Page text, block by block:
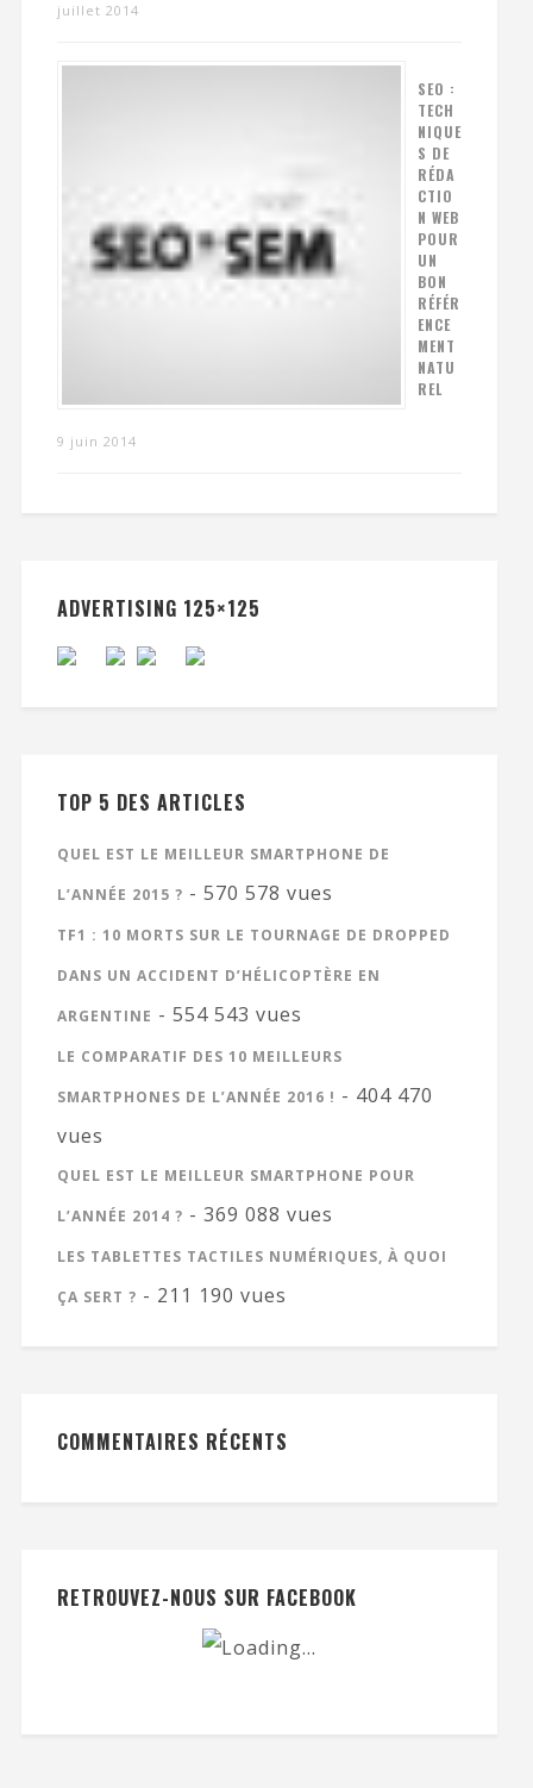
juillet 2014
SEO :
TECH
NIQUE
S DE
RÉDA
CTIO
N WEB
POUR
UN
BON
RÉFÉR
ENCE
MENT
NATU
REL
9 juin 2014
ADVERTISING 125×125
TOP 5 DES ARTICLES
QUEL EST LE MEILLEUR SMARTPHONE DE
L’ANNÉE 2015 ? - 570 578 vues
TF1 : 10 MORTS SUR LE TOURNAGE DE DROPPED
DANS UN ACCIDENT D’HÉLICOPTÈRE EN
ARGENTINE - 554 543 vues
LE COMPARATIF DES 10 MEILLEURS
SMARTPHONES DE L’ANNÉE 2016 ! - 404 470
vues
QUEL EST LE MEILLEUR SMARTPHONE POUR
L’ANNÉE 2014 ? - 369 088 vues
LES TABLETTES TACTILES NUMÉRIQUES, À QUOI
ÇA SERT ? - 211 190 vues
COMMENTAIRES RÉCENTS
RETROUVEZ-NOUS SUR FACEBOOK